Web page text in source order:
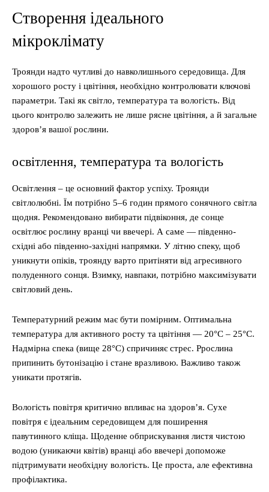
Створення ідеального
мікроклімату
Троянди надто чутливі до навколишнього середовища. Для
хорошого росту і цвітіння, необхідно контролювати ключові
параметри. Такі як світло, температура та вологість. Від
цього контролю залежить не лише рясне цвітіння, а й загальне
здоров’я вашої рослини.
освітлення, температура та вологість
Освітлення – це основний фактор успіху. Троянди
світлолюбні. Їм потрібно 5–6 годин прямого сонячного світла
щодня. Рекомендовано вибирати підвіконня, де сонце
освітлює рослину вранці чи ввечері. А саме — південно-
східні або південно-західні напрямки. У літню спеку, щоб
уникнути опіків, троянду варто притіняти від агресивного
полуденного сонця. Взимку, навпаки, потрібно максимізувати
світловий день.
Температурний режим має бути помірним. Оптимальна
температура для активного росту та цвітіння — 20°C – 25°C.
Надмірна спека (вище 28°C) спричиняє стрес. Ррослина
припинить бутонізацію і стане вразливою. Важливо також
уникати протягів.
Вологість повітря критично впливає на здоров’я. Сухе
повітря є ідеальним середовищем для поширення
павутинного кліща. Щоденне обприскування листя чистою
водою (уникаючи квітів) вранці або ввечері допоможе
підтримувати необхідну вологість. Це проста, але ефективна
профілактика.